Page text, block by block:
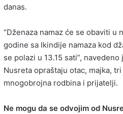
danas.
“Dženaza namaz će se obaviti u
godine sa Ikindije namaza kod
se polazi u 13.15 sati”,
Nusreta opraštaju otac, majka,
mnogobrojna rodbina i prijatelji.
Ne mogu da se odvojim od